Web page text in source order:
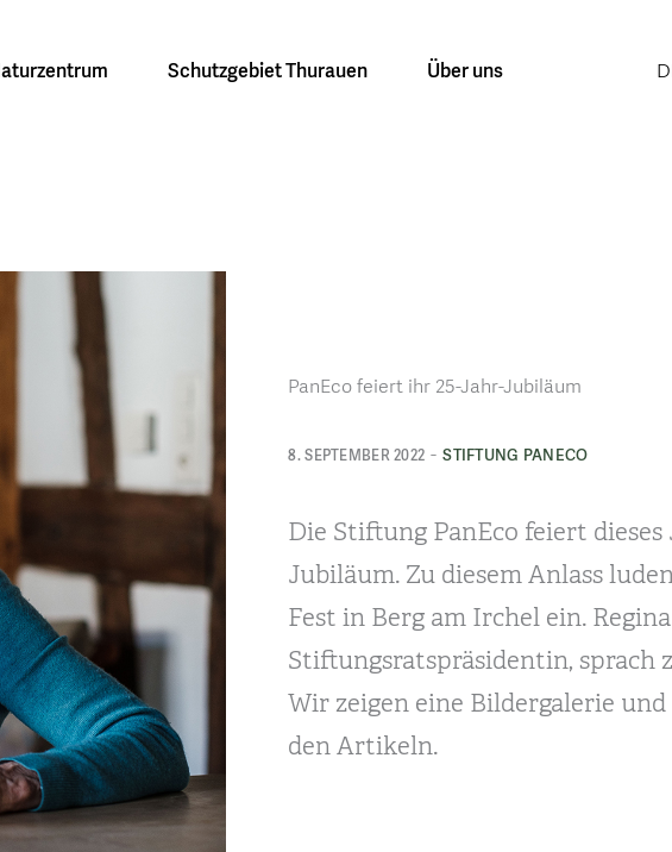
Schutzgebiet Thurauen Über uns
PanEco feiert ihr 25-Jahr-Jubiläum
8. SEPTEMBER 2022 - STIFTUNG PANECO
Die Stiftung PanEco feiert dieses
Jubiläum. Zu diesem Anlass
Fest in Berg am Irchel ein.
Stiftungsratspräsidentin, sprach
Wir zeigen eine Bildergalerie
den Artikeln.